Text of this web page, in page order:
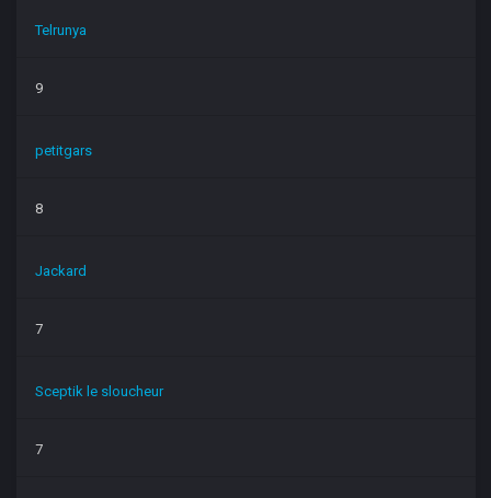
Telrunya
9
petitgars
8
Jackard
7
Sceptik le sloucheur
7